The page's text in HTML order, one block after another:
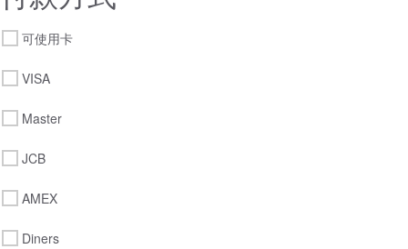
可使用卡
VISA
Master
JCB
AMEX
Diners